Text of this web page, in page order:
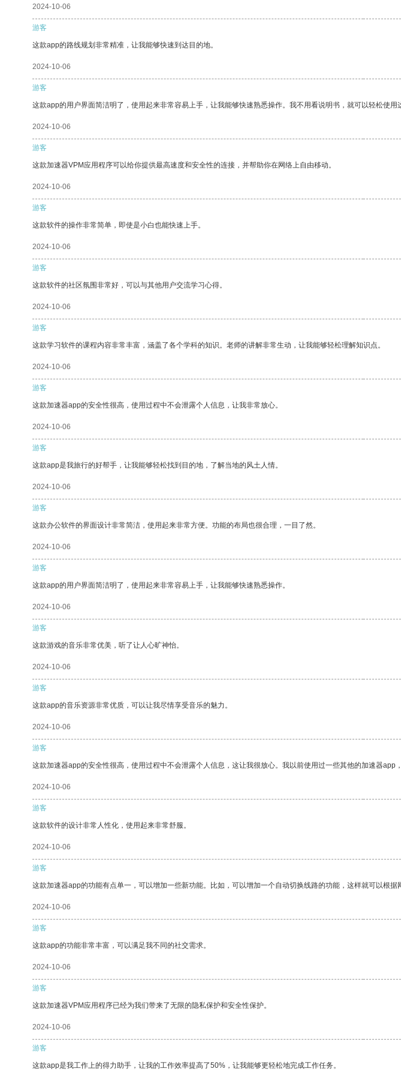
2024-10-06
游客
这款app的路线规划非常精准，让我能够快速到达目的地。
2024-10-06
游客
这款app的用户界面简洁明了，使用起来非常容易上手，让我能够快速熟悉操作。我不用看说明书，就可以轻松使用
2024-10-06
游客
这款加速器VPM应用程序可以给你提供最高速度和安全性的连接，并帮助你在网络上自由移动。
2024-10-06
游客
这款软件的操作非常简单，即使是小白也能快速上手。
2024-10-06
游客
这款软件的社区氛围非常好，可以与其他用户交流学习心得。
2024-10-06
游客
这款学习软件的课程内容非常丰富，涵盖了各个学科的知识。老师的讲解非常生动，让我能够轻松理解知识点。
2024-10-06
游客
这款加速器app的安全性很高，使用过程中不会泄露个人信息，让我非常放心。
2024-10-06
游客
这款app是我旅行的好帮手，让我能够轻松找到目的地，了解当地的风土人情。
2024-10-06
游客
这款办公软件的界面设计非常简洁，使用起来非常方便。功能的布局也很合理，一目了然。
2024-10-06
游客
这款app的用户界面简洁明了，使用起来非常容易上手，让我能够快速熟悉操作。
2024-10-06
游客
这款游戏的音乐非常优美，听了让人心旷神怡。
2024-10-06
游客
这款app的音乐资源非常优质，可以让我尽情享受音乐的魅力。
2024-10-06
游客
这款加速器app的安全性很高，使用过程中不会泄露个人信息，这让我很放心。我以前使用过一些其他的加速器app
2024-10-06
游客
这款软件的设计非常人性化，使用起来非常舒服。
2024-10-06
游客
这款加速器app的功能有点单一，可以增加一些新功能。比如，可以增加一个自动切换线路的功能，这样就可以根据
2024-10-06
游客
这款app的功能非常丰富，可以满足我不同的社交需求。
2024-10-06
游客
这款加速器VPM应用程序已经为我们带来了无限的隐私保护和安全性保护。
2024-10-06
游客
这款app是我工作上的得力助手，让我的工作效率提高了50%，让我能够更轻松地完成工作任务。